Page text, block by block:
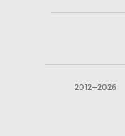
2012—2026